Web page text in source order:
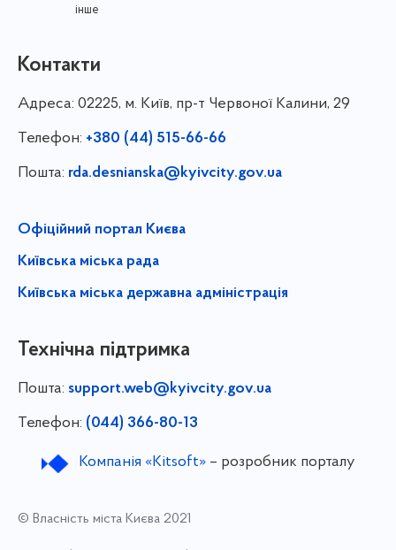
інше
Контакти
Адреса: 02225, м. Київ, пр-т Червоної Калини, 29
Телефон: +380 (44) 515-66-66
Пошта: rda.desnianska@kyivcity.gov.ua
Офіційний портал Києва
Київська міська рада
Київська міська державна адміністрація
Технічна підтримка
Пошта: support.web@kyivcity.gov.ua
Телефон: (044) 366-80-13
Компанія «Kitsoft»– розробник порталу
© Власність міста Києва 2021